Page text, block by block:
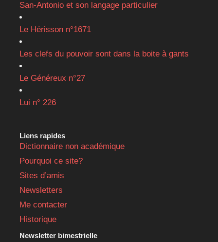
San-Antonio et son langage particulier
Le Hérisson n°1671
Les clefs du pouvoir sont dans la boite à gants
Le Généreux n°27
Lui n° 226
Liens rapides
Dictionnaire non académique
Pourquoi ce site?
Sites d’amis
Newsletters
Me contacter
Historique
Newsletter bimestrielle